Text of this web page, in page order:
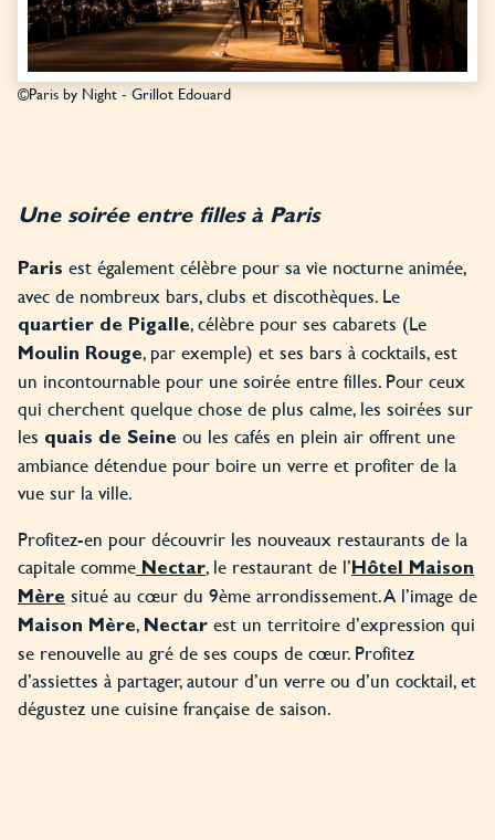
©Paris by Night - Grillot Edouard
Une soirée entre filles à Paris
Paris est également célèbre pour sa vie nocturne animée,
avec de nombreux bars, clubs et discothèques. Le
quartier de Pigalle, célèbre pour ses cabarets (Le
Moulin Rouge, par exemple) et ses bars à cocktails, est
un incontournable pour une soirée entre filles. Pour ceux
qui cherchent quelque chose de plus calme, les soirées sur
les quais de Seine ou les cafés en plein air offrent une
ambiance détendue pour boire un verre et profiter de la
vue sur la ville.
Profitez-en pour découvrir les nouveaux restaurants de la
capitale comme Nectar, le restaurant de l’Hôtel Maison
Mère situé au cœur du 9ème arrondissement. A l’image de
Maison Mère, Nectar est un territoire d’expression qui
se renouvelle au gré de ses coups de cœur. Profitez
d’assiettes à partager, autour d’un verre ou d’un cocktail, et
dégustez une cuisine française de saison.